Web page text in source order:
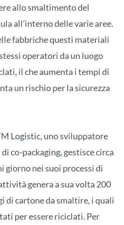
allo smaltimento del
all’interno delle varie aree.
fabbriche questi materiali
operatori da un luogo
il che aumenta i tempi di
un rischio per la sicurezza
Logistic, uno sviluppatore
co-packaging, gestisce circa
giorno nei suoi processi di
genera a sua volta 200
di cartone da smaltire, i quali
per essere riciclati. Per